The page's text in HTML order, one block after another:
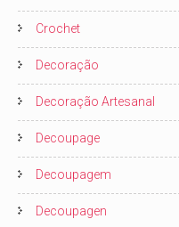
Crochet
Decoração
Decoração Artesanal
Decoupage
Decoupagem
Decoupagen